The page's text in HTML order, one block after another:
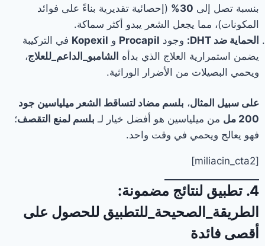
بنسبة تصل إلى 30%
(إحصائية تقديرية بناءً على فوائد
المكونات)، مما يجعل الشعر يبدو أكثر سماكة.
الحماية ضد DHT:
وجود Procapil و Kopexil في التركيبة
يضمن استمرارية العلاج الذي بدأه الشامبو_الداعم_للعلاج،
ويحمي البصيلات من الأضرار الوراثية.
على سبيل المثال، بلسم مضاد لتساقط الشعر ميلياسين جود
200 مل
من ميلياسين هو أفضل خيار لـ بلسم لمنع التقصف؛
فهو يعالج ويحمي في وقت واحد.
[miliacin_cta2]
4. تطبيق لنتائج مضمونة:
الطريقة_الصحيحة_للتطبيق للحصول على
أقصى فائدة